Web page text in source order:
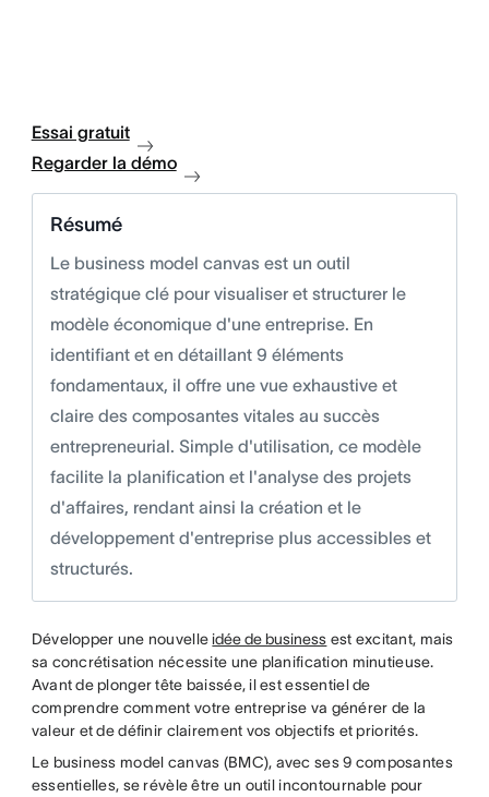
Essai gratuit
Regarder la démo
Résumé
Le business model canvas est un outil
stratégique clé pour visualiser et structurer le
modèle économique d'une entreprise. En
identifiant et en détaillant 9 éléments
fondamentaux, il offre une vue exhaustive et
claire des composantes vitales au succès
entrepreneurial. Simple d'utilisation, ce modèle
facilite la planification et l'analyse des projets
d'affaires, rendant ainsi la création et le
développement d'entreprise plus accessibles et
structurés.
Développer une nouvelle idée de business est excitant, mais
sa concrétisation nécessite une planification minutieuse.
Avant de plonger tête baissée, il est essentiel de
comprendre comment votre entreprise va générer de la
valeur et de définir clairement vos objectifs et priorités.
Le business model canvas (BMC), avec ses 9 composantes
essentielles, se révèle être un outil incontournable pour